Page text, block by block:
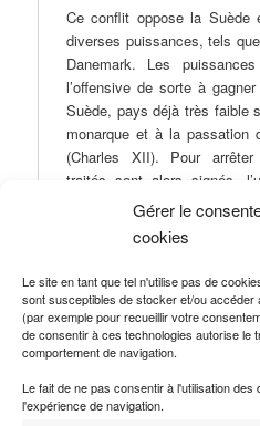
Gérer le
cookies
Le site en tant que tel n'utilise pas de
sont susceptibles de stocker et/ou
(par exemple pour recueillir votre
de consentir à ces technologies autorise le
comportement de navigation.
Le fait de ne pas consentir à l'utilisation
l'expérience de navigation.
Ce conflit oppose la
diverses puissances, tels
Danemark. Les
l’offensive de sorte à
Suède, pays déjà très faible
monarque et à la passation
(Charles XII). Pour
traités sont alors signés,
(traité de Stockholm
Bretagne), un autre le
Fredericksborg entre la
encore un en 1721
(traité de
la Russie).
La Suède sort ainsi perdante
des territoires et accepter de
passage dans certaines